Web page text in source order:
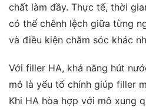
chất làm đầy. Thực tế, thời
có thể chênh lệch giữa từng
và điều kiện chăm sóc khác
Với filler HA, khả năng hút
mô là yếu tố chính giúp filler
Khi HA hòa hợp với mô xung